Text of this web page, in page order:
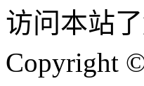
访问本站
Copyright